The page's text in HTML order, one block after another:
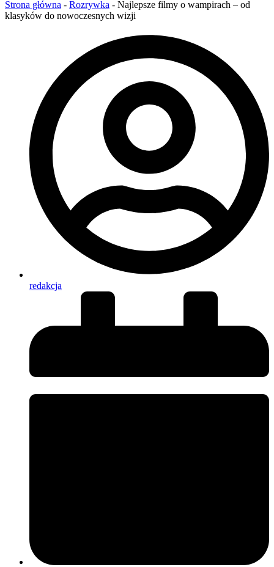
Strona główna - Rozrywka - Najlepsze filmy o wampirach – od
klasyków do nowoczesnych wizji
redakcja